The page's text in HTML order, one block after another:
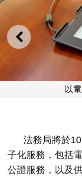
上一則
以
法務局將於
子化服務，包括
公證服務，以及